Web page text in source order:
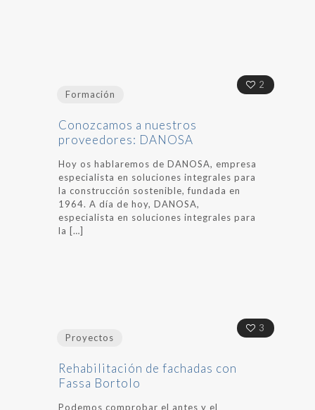
2
Formación
Conozcamos a nuestros
proveedores: DANOSA
Hoy os hablaremos de DANOSA, empresa
especialista en soluciones integrales para
la construcción sostenible, fundada en
1964. A día de hoy, DANOSA,
especialista en soluciones integrales para
la […]
3
Proyectos
Rehabilitación de fachadas con
Fassa Bortolo
Podemos comprobar el antes y el